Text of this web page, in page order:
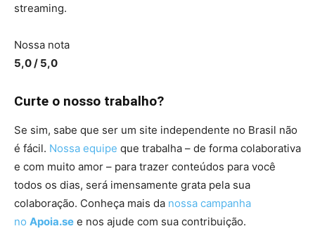
streaming.
Nossa nota
5,0 / 5,0
Curte o nosso trabalho?
Se sim, sabe que ser um site independente no Brasil não
é fácil. Nossa equipe que trabalha – de forma colaborativa
e com muito amor – para trazer conteúdos para você
todos os dias, será imensamente grata pela sua
colaboração. Conheça mais da nossa campanha
no Apoia.se e nos ajude com sua contribuição.